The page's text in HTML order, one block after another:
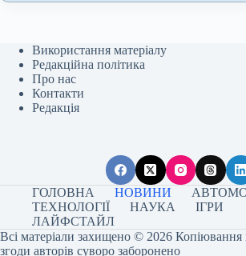
Використання матеріалу
Редакційна політика
Про нас
Контакти
Редакція
ГОЛОВНА НОВИНИ
ТЕХНОЛОГІЇ
НАУКА
ІГРИ
ЛАЙФСТАЙЛ
Всі матеріали захищено © 2026 Копіювання
згоди авторів суворо заборонено